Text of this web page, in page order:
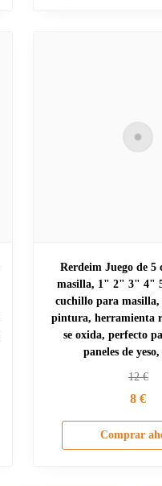
Rerdeim Juego de 5
masilla, 1" 2" 3" 4"
cuchillo para masilla,
pintura, herramienta
se oxida, perfecto
paneles de
12€
8 €
Comprar